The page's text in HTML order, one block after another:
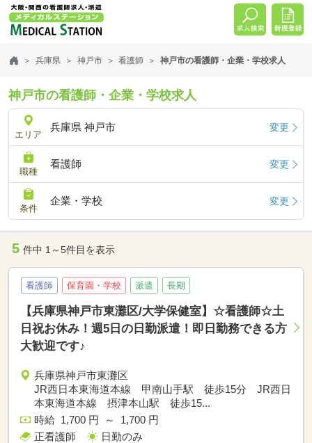
兵庫県 神戸市 看護師 神戸市の看護師・企業・学校求人
神戸市の看護師・企業・学校求人
エリア
兵庫県 神戸市 変更
職種
看護師 変更
条件
企業・学校 変更
5 件中 1～5件目を表示
看護師 保育園・学校 派遣 長期
【兵庫県神戸市東灘区/大学保健室】☆看護師☆土
日祝お休み！週5日の日勤派遣！即日勤務できる方
大歓迎です♪
兵庫県神戸市東灘区
JR西日本東海道本線 甲南山手駅 徒歩15分 JR西日
本東海道本線 摂津本山駅 徒歩15...
時給 1,700 円 ～ 1,700 円
正看護師
日勤のみ